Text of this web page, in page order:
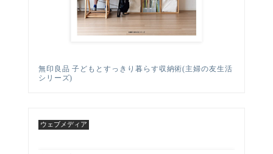
無印良品 子どもとすっきり暮らす収納術(主婦の友生活
シリーズ)
ウェブメディア